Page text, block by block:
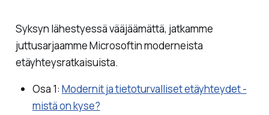
Syksyn lähestyessä vääjäämättä, jatkamme
juttusarjaamme Microsoftin moderneista
etäyhteysratkaisuista.
Osa 1: Modernit ja tietoturvalliset etäyhteydet -
mistä on kyse?